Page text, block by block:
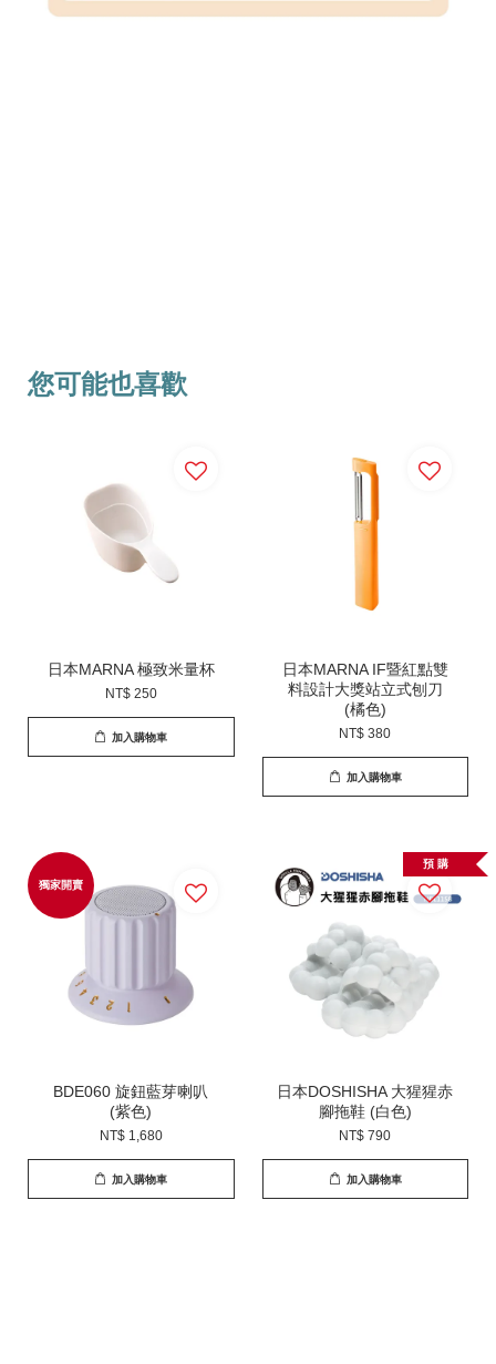
您可能也喜歡
日本MARNA 極致米量杯
NT$ 250
加入購物車
日本MARNA IF暨紅點雙
料設計大獎站立式刨刀
(橘色)
NT$ 380
加入購物車
獨家開賣
BDE060 旋鈕藍芽喇叭
(紫色)
NT$ 1,680
加入購物車
預 購
日本DOSHISHA 大猩猩赤
腳拖鞋 (白色)
NT$ 790
加入購物車